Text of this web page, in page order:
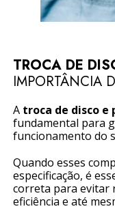
TROCA DE
IMPORTÂNCIA
A troca de disco e
fundamental para
funcionamento do
Quando esses
especificação, é
correta para evitar
eficiência e até